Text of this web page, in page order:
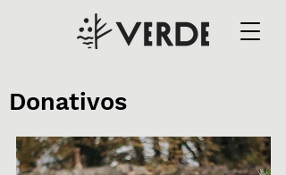
Donativos